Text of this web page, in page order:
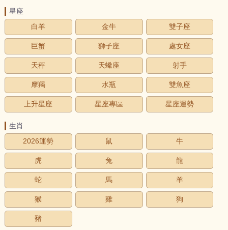
星座
白羊
金牛 雙子座
巨蟹 獅子座 處女座
天秤 天蠍座 射手
摩羯 水瓶 雙魚座
上升星座 星座專區 星座運勢
生肖
2026運勢
鼠 牛
虎 兔 龍
蛇 馬 羊
猴 雞 狗
豬